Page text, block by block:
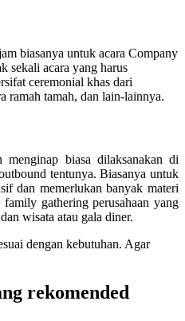
biasanya untuk acara Company
sekali acara yang harus
ceremonial khas dari
ramah tamah, dan lain-lainnya.
biasa dilaksanakan di
tentunya. Biasanya untuk
dan memerlukan banyak materi
gathering perusahaan yang
wisata atau gala diner.
dengan kebutuhan. Agar
rekomended